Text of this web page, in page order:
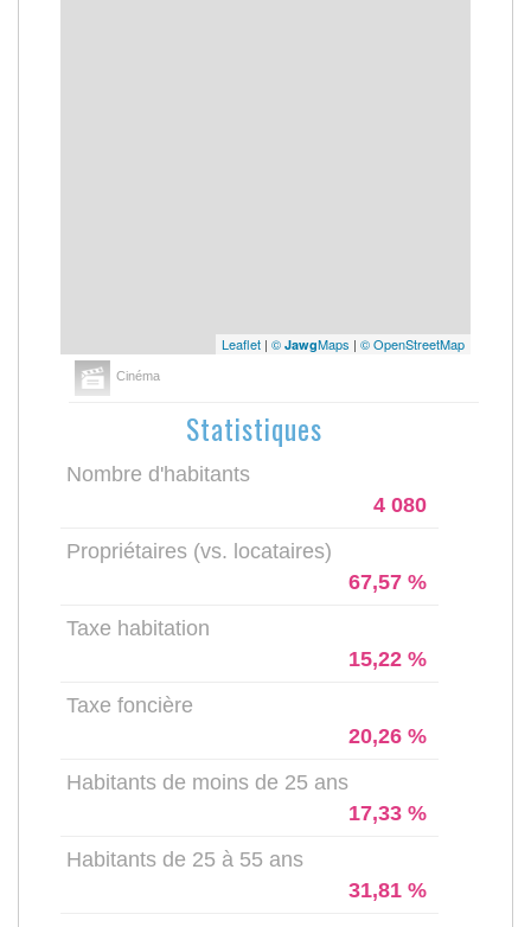
Leaflet | © JawgMaps | © OpenStreetMap
Cinéma
Statistiques
Nombre d'habitants
4 080
Propriétaires (vs. locataires)
67,57 %
Taxe habitation
15,22 %
Taxe foncière
20,26 %
Habitants de moins de 25 ans
17,33 %
Habitants de 25 à 55 ans
31,81 %